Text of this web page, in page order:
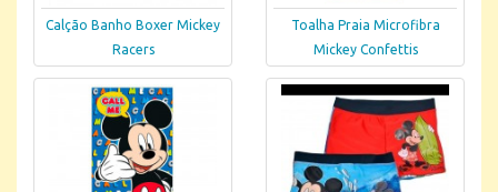
Calção Banho Boxer Mickey
Racers
Toalha Praia Microfibra
Mickey Confettis